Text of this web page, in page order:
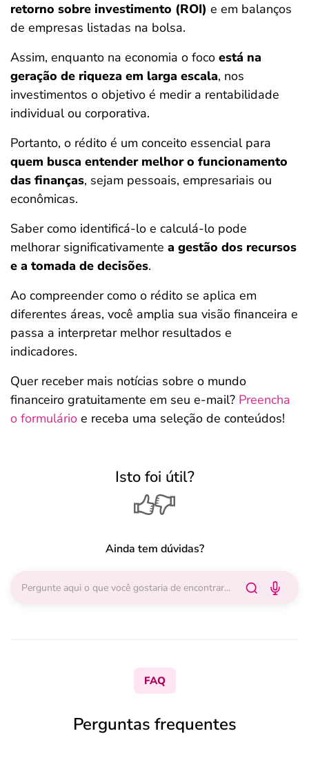
retorno sobre investimento (ROI) e em balanços
de empresas listadas na bolsa.
Assim, enquanto na economia o foco está na
geração de riqueza em larga escala, nos
investimentos o objetivo é medir a rentabilidade
individual ou corporativa.
Portanto, o rédito é um conceito essencial para
quem busca entender melhor o funcionamento
das finanças, sejam pessoais, empresariais ou
econômicas.
Saber como identificá-lo e calculá-lo pode
melhorar significativamente a gestão dos recursos
e a tomada de decisões.
Ao compreender como o rédito se aplica em
diferentes áreas, você amplia sua visão financeira e
passa a interpretar melhor resultados e
indicadores.
Quer receber mais notícias sobre o mundo
financeiro gratuitamente em seu e-mail? Preencha
o formulário e receba uma seleção de conteúdos!
Isto foi útil?
Ainda tem dúvidas?
FAQ
Perguntas frequentes